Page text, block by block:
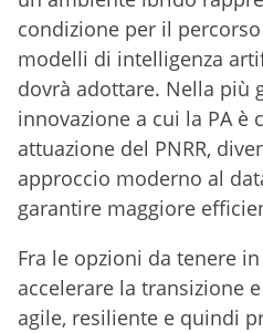
condizione per il
modelli di intelligenza
dovrà adottare. Nella più
innovazione a cui la PA è
attuazione del PNRR,
approccio moderno al
garantire maggiore
Fra le opzioni da tenere
accelerare la transizione
agile, resiliente e quindi